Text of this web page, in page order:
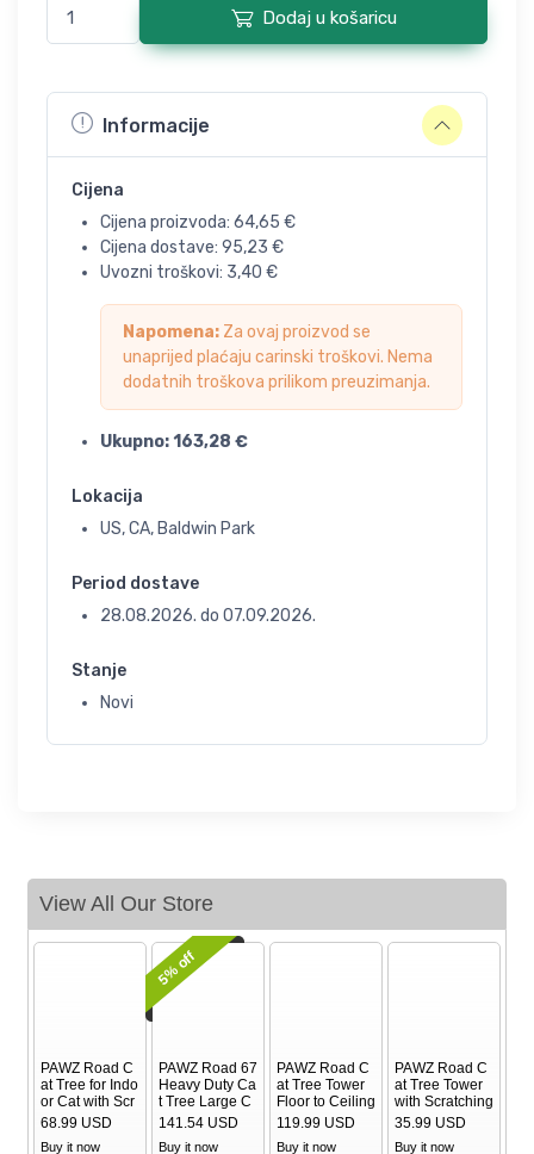
Dodaj u košaricu
Informacije
Cijena
Cijena proizvoda: 64,65 €
Cijena dostave: 95,23 €
Uvozni troškovi: 3,40 €
Napomena: Za ovaj proizvod se
unaprijed plaćaju carinski troškovi. Nema
dodatnih troškova prilikom preuzimanja.
Ukupno:163,28 €
Lokacija
US, CA, Baldwin Park
Period dostave
28.08.2026. do 07.09.2026.
Stanje
Novi